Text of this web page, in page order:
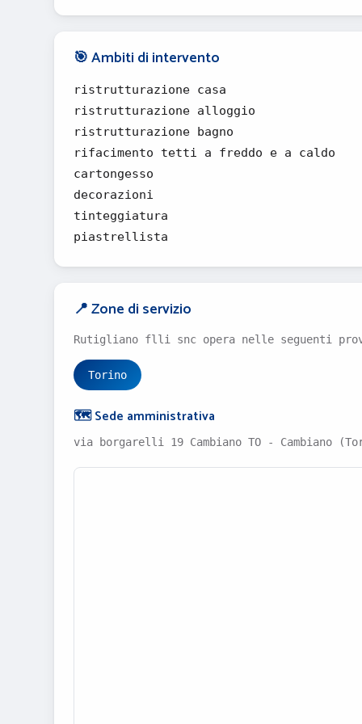
🎯 Ambiti di intervento
ristrutturazione casa
ristrutturazione alloggio
ristrutturazione bagno
rifacimento tetti a freddo e a caldo
cartongesso
decorazioni
tinteggiatura
piastrellista
📍 Zone di servizio
Rutigliano flli snc opera nelle seguenti
Torino
🗺️ Sede amministrativa
via borgarelli 19 Cambiano TO - Cambiano